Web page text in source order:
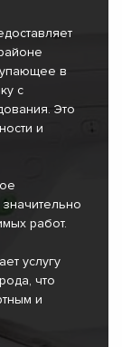
в
с
Это
и
работ.
услугу
что
и